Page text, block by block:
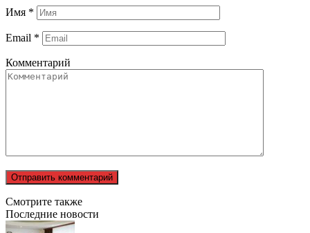
Имя *
Email *
Комментарий
Смотрите также
Последние новости